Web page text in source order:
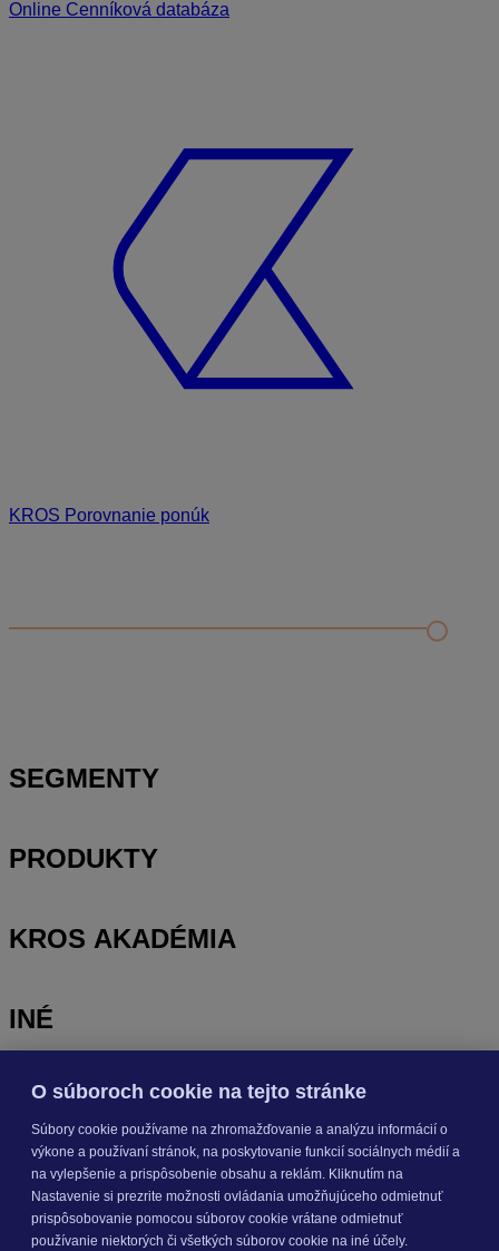
Online Cenníková databáza
KROS Porovnanie ponúk
Nastavenie šanónov
SEGMENTY
PRODUKTY
KROS AKADÉMIA
INÉ
OdoberajteNOVINKY
O nás
Prihlásiť sa
O súboroch cookie na tejto stránke
Súbory cookie používame na zhromažďovanie a analýzu informácií o
výkone a používaní stránok, na poskytovanie funkcií sociálnych médií a
na vylepšenie a prispôsobenie obsahu a reklám. Kliknutím na
Nastavenie si prezrite možnosti ovládania umožňujúceho odmietnuť
prispôsobovanie pomocou súborov cookie vrátane odmietnuť
používanie niektorých či všetkých súborov cookie na iné účely.